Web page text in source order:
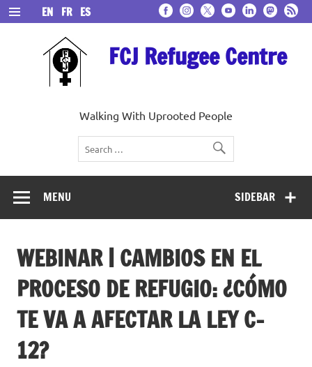
Skip
to
content
FCJ Refugee Centre
Walking With Uprooted People
EN FR ES
SIDEBAR
MENU
WEBINAR | CAMBIOS EN EL
PROCESO DE REFUGIO: ¿CÓMO
TE VA A AFECTAR LA LEY C-
12?